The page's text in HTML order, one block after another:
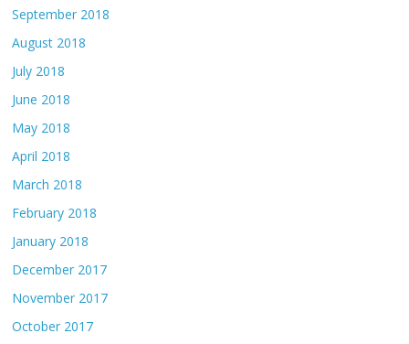
September 2018
August 2018
July 2018
June 2018
May 2018
April 2018
March 2018
February 2018
January 2018
December 2017
November 2017
October 2017